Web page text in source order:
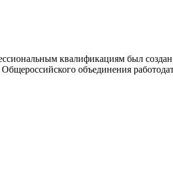
квалификациям был
объединения